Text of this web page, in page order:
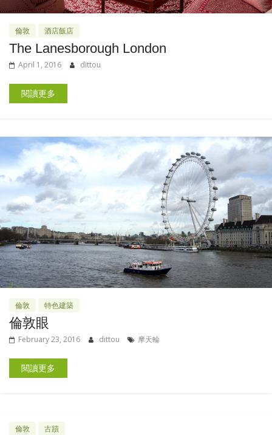
倫敦 酒店飯店
The Lanesborough London
April 1, 2016 dittou
閱讀更多
倫敦 特色建築
倫敦眼
February 23, 2016 dittou 摩天輪
閱讀更多
倫敦 古蹟